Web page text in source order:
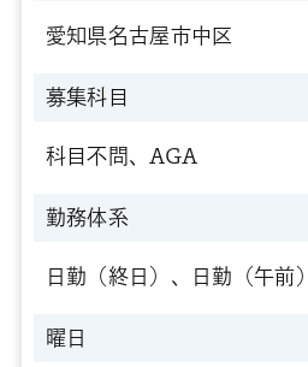
愛知県名古屋市中区
募集科目
科目不問、AGA
勤務体系
日勤（終日）、日勤（午前）
曜日